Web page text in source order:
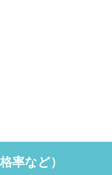
率など）